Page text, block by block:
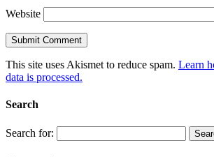
Website
This site uses Akismet to reduce spam. Learn
data is processed.
Search
Search for: